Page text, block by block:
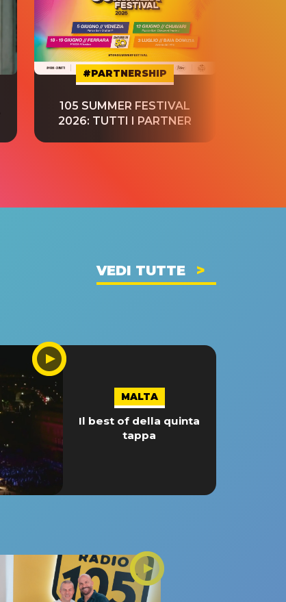
#PARTNERSHIP
105 SUMMER FESTIVAL
2026: TUTTI I PARTNER
VEDI TUTTE
MALTA
Il best of della quinta
tappa